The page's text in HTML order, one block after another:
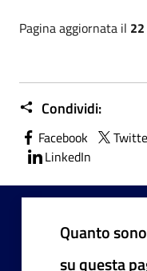
Pagina aggiornata il
Condividi:
Facebook
LinkedIn
Quanto
su questa